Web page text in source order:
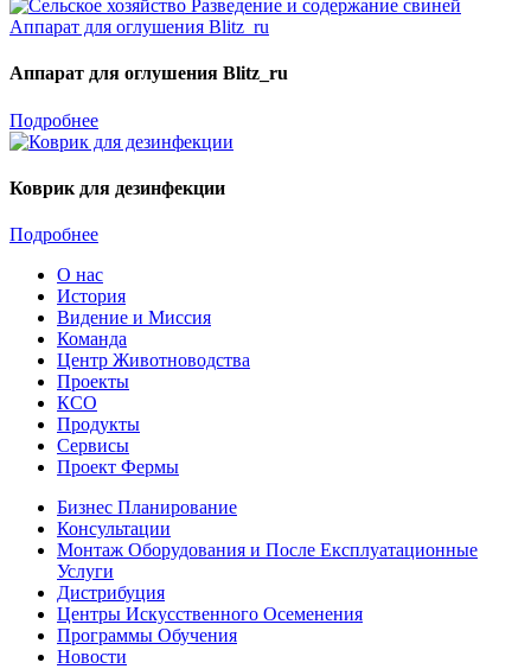
Аппарат для оглушения Blitz_ru
Подробнее
Коврик для дезинфекции
Подробнее
О нас
История
Видение и Миссия
Команда
Центр Животноводства
Проекты
КCО
Продукты
Сервисы
Проект Фермы
Бизнес Планирование
Консультации
Монтаж Оборудования и После Експлуатационные
Услуги
Дистрибуция
Центры Искусственного Осеменения
Программы Обучения
Новости